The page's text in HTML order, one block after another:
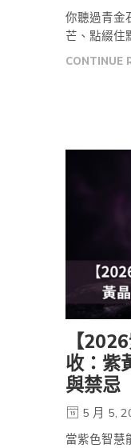
你聽過青金
芒、點綴住
CONTINUE
【
收：紫
與禁忌
5 月 5,
當紫色智慧